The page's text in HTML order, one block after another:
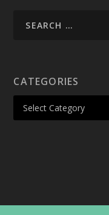
CATEGORIES